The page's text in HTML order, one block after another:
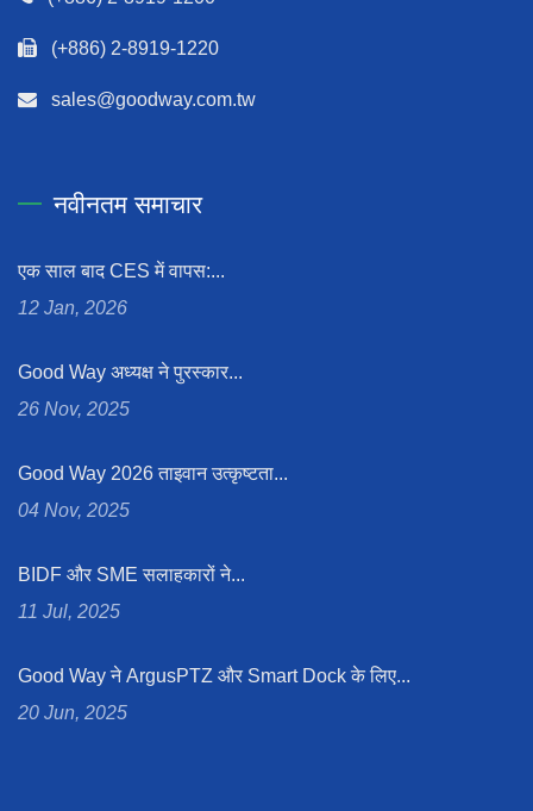
(+886) 2-8919-1220
sales@goodway.com.tw
नवीनतम समाचार
एक साल बाद CES में वापस:...
12 Jan, 2026
Good Way अध्यक्ष ने पुरस्कार...
26 Nov, 2025
Good Way 2026 ताइवान उत्कृष्टता...
04 Nov, 2025
BIDF और SME सलाहकारों ने...
11 Jul, 2025
Good Way ने ArgusPTZ और Smart Dock के लिए...
20 Jun, 2025